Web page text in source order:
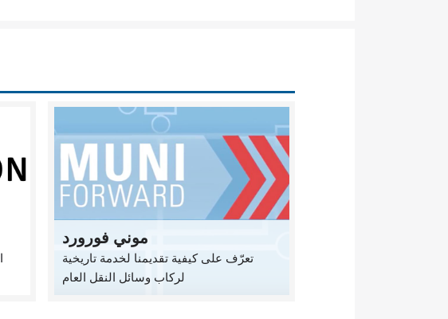
موني فورورد
تعرّف على كيفية تقديمنا لخدمة تاريخية
لركاب وسائل النقل العام